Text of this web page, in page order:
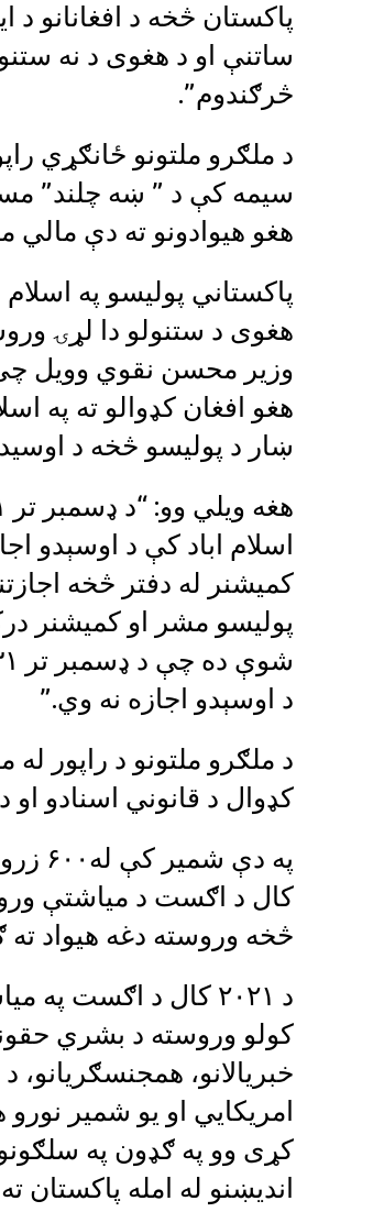
پاکستان څخه د افغانانو د
ساتنې او د هغوی د نه
څرګندوم”.
د ملګرو ملتونو ځانګړي
سیمه کې د ” ښه چلند”
هغو هیوادونو ته دې مالي
پاکستاني پولیسو په اسلام
هغوی د ستنولو دا لړۍ
هغو افغان کډوالو ته په
ښار د پولیسو څخه د
اسلام اباد کې د اوسېدو
کميشنر له دفتر څخه
پوليسو مشر او کميشنر
د اوسېدو اجازه نه وي.”
کډوال د قانوني اسنادو او
کال د اګست د میاشتې
څخه وروسته دغه هیواد
د ۲۰۲۱ کال د اګست
کولو وروسته د بشري
خبریالانو،
امریکايي او یو شمیر
کړی وو په ګډون په
اندیښنو له امله